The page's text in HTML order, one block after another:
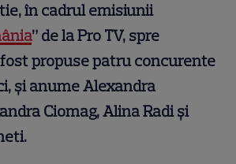
în cadrul emisiunii
” de la Pro TV, spre
propuse patru concurente
și anume Alexandra
Ciomag, Alina Radi și